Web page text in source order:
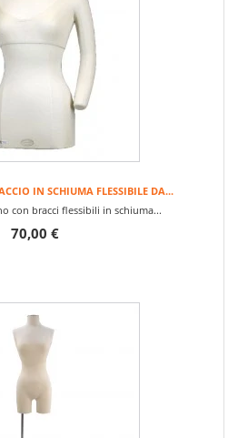
IN SCHIUMA FLESSIBILE DA...
con bracci flessibili in schiuma...
70,00 €